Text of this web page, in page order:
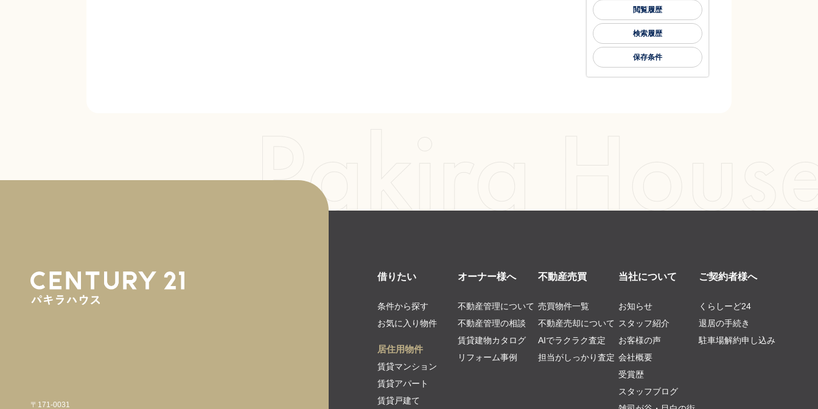
閲覧履歴
検索履歴
保存条件
〒171-0031
借りたい
条件から探す
お気に入り物件
居住用物件
賃貸マンション
賃貸アパート
賃貸戸建て
オーナー様へ
不動産管理について
不動産管理の相談
賃貸建物カタログ
リフォーム事例
不動産売買
売買物件一覧
不動産売却について
AIでラクラク査定
担当がしっかり査定
当社について
お知らせ
スタッフ紹介
お客様の声
会社概要
受賞歴
スタッフブログ
ご契約者様へ
くらしーど24
退居の手続き
駐車場解約申し込み